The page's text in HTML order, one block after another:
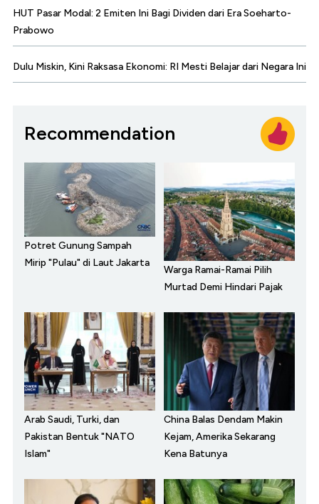
HUT Pasar Modal: 2 Emiten Ini Bagi Dividen dari Era Soeharto-
Prabowo
Dulu Miskin, Kini Raksasa Ekonomi: RI Mesti Belajar dari Negara Ini
Recommendation
Potret Gunung Sampah
Mirip "Pulau" di Laut Jakarta
Warga Ramai-Ramai Pilih
Murtad Demi Hindari Pajak
Arab Saudi, Turki, dan
Pakistan Bentuk "NATO
Islam"
China Balas Dendam Makin
Kejam, Amerika Sekarang
Kena Batunya